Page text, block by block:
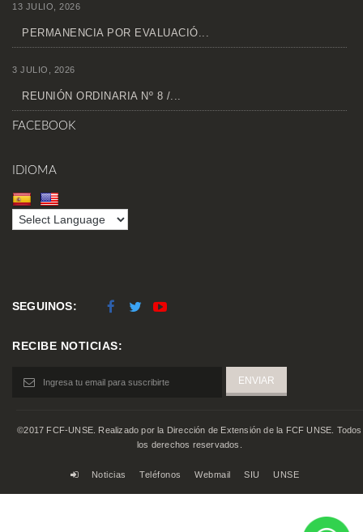
13 JULIO, 2026
PERMANENCIA POR EVALUACIÓ...
3 JULIO, 2026
REUNIÓN ORDINARIA Nº 8 /...
FACEBOOK
IDIOMA
SEGUINOS:
RECIBE NOTICIAS:
©2017 FCF-UNSE. Realizado por la Dirección de Extensión de la FCF UNSE. Todos
los derechos reservados.
Noticias Teléfonos Webmail SIU UNSE